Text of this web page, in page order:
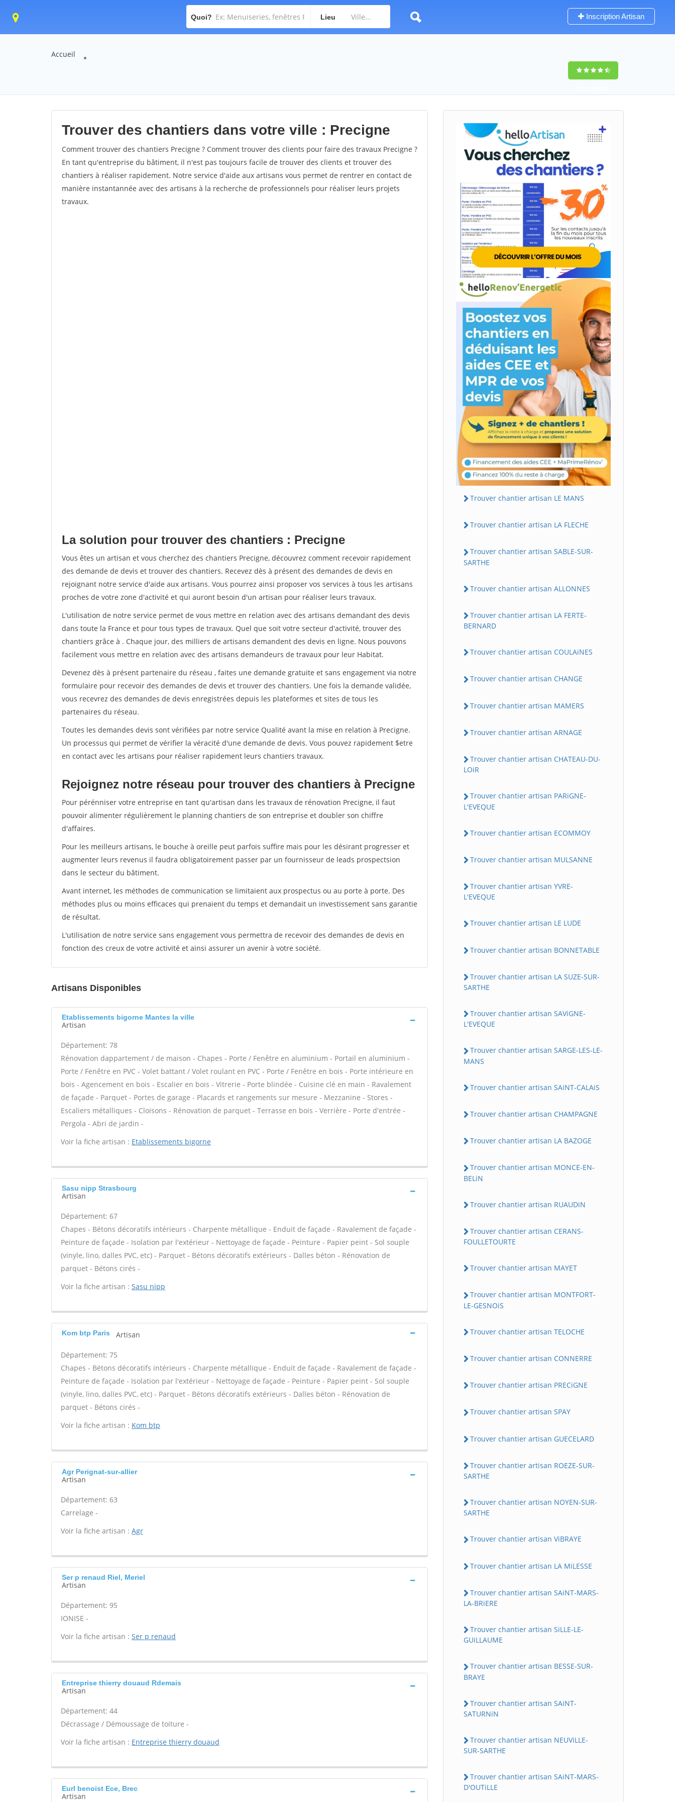
Quoi? Lieu Inscription Artisan
Accueil
Trouver des chantiers dans votre ville : Precigne
Comment trouver des chantiers Precigne ? Comment trouver des clients pour faire des travaux Precigne ?
En tant qu'entreprise du bâtiment, il n'est pas toujours facile de trouver des clients et trouver des
chantiers à réaliser rapidement. Notre service d'aide aux artisans vous permet de rentrer en contact de
manière instantannée avec des artisans à la recherche de professionnels pour réaliser leurs projets
travaux.
La solution pour trouver des chantiers : Precigne
Vous êtes un artisan et vous cherchez des chantiers Precigne, découvrez comment recevoir rapidement
des demande de devis et trouver des chantiers. Recevez dès à présent des demandes de devis en
rejoignant notre service d'aide aux artisans. Vous pourrez ainsi proposer vos services à tous les artisans
proches de votre zone d'activité et qui auront besoin d'un artisan pour réaliser leurs travaux.
L'utilisation de notre service permet de vous mettre en relation avec des artisans demandant des devis
dans toute la France et pour tous types de travaux. Quel que soit votre secteur d'activité, trouver des
chantiers grâce à . Chaque jour, des milliers de artisans demandent des devis en ligne. Nous pouvons
facilement vous mettre en relation avec des artisans demandeurs de travaux pour leur Habitat.
Devenez dès à présent partenaire du réseau , faites une demande gratuite et sans engagement via notre
formulaire pour recevoir des demandes de devis et trouver des chantiers. Une fois la demande validée,
vous recevrez des demandes de devis enregistrées depuis les plateformes et sites de tous les
partenaires du réseau.
Toutes les demandes devis sont vérifiées par notre service Qualité avant la mise en relation à Precigne.
Un processus qui permet de vérifier la véracité d'une demande de devis. Vous pouvez rapidement $etre
en contact avec les artisans pour réaliser rapidement leurs chantiers travaux.
Rejoignez notre réseau pour trouver des chantiers à Precigne
Pour pérénniser votre entreprise en tant qu'artisan dans les travaux de rénovation Precigne, il faut
pouvoir alimenter régulièrement le planning chantiers de son entreprise et doubler son chiffre
d'affaires.
Pour les meilleurs artisans, le bouche à oreille peut parfois suffire mais pour les désirant progresser et
augmenter leurs revenus il faudra obligatoirement passer par un fournisseur de leads prospectsion
dans le secteur du bâtiment.
Avant internet, les méthodes de communication se limitaient aux prospectus ou au porte à porte. Des
méthodes plus ou moins efficaces qui prenaient du temps et demandait un investissement sans garantie
de résultat.
L'utilisation de notre service sans engagement vous permettra de recevoir des demandes de devis en
fonction des creux de votre activité et ainsi assurer un avenir à votre société.
Artisans Disponibles
Etablissements bigorne Mantes la ville
Artisan
Département: 78
Rénovation dappartement / de maison - Chapes - Porte / Fenêtre en aluminium - Portail en aluminium -
Porte / Fenêtre en PVC - Volet battant / Volet roulant en PVC - Porte / Fenêtre en bois - Porte intérieure en
bois - Agencement en bois - Escalier en bois - Vitrerie - Porte blindée - Cuisine clé en main - Ravalement
de façade - Parquet - Portes de garage - Placards et rangements sur mesure - Mezzanine - Stores -
Escaliers métalliques - Cloisons - Rénovation de parquet - Terrasse en bois - Verrière - Porte d'entrée -
Pergola - Abri de jardin -
Voir la fiche artisan : Etablissements bigorne
Sasu nipp Strasbourg
Artisan
Département: 67
Chapes - Bétons décoratifs intérieurs - Charpente métallique - Enduit de façade - Ravalement de façade -
Peinture de façade - Isolation par l'extérieur - Nettoyage de façade - Peinture - Papier peint - Sol souple
(vinyle, lino, dalles PVC, etc) - Parquet - Bétons décoratifs extérieurs - Dalles béton - Rénovation de
parquet - Bétons cirés -
Voir la fiche artisan : Sasu nipp
Kom btp Paris Artisan
Département: 75
Chapes - Bétons décoratifs intérieurs - Charpente métallique - Enduit de façade - Ravalement de façade -
Peinture de façade - Isolation par l'extérieur - Nettoyage de façade - Peinture - Papier peint - Sol souple
(vinyle, lino, dalles PVC, etc) - Parquet - Bétons décoratifs extérieurs - Dalles béton - Rénovation de
parquet - Bétons cirés -
Voir la fiche artisan : Kom btp
Agr Perignat-sur-allier
Artisan
Département: 63
Carrelage -
Voir la fiche artisan : Agr
Ser p renaud Riel, Meriel
Artisan
Département: 95
IONISE -
Voir la fiche artisan : Ser p renaud
Entreprise thierry douaud Rdemais
Artisan
Département: 44
Décrassage / Démoussage de toiture -
Voir la fiche artisan : Entreprise thierry douaud
Eurl benoist Ece, Brec
Artisan
Trouver chantier artisan LE MANS
Trouver chantier artisan LA FLECHE
Trouver chantier artisan SABLE-SUR-
SARTHE
Trouver chantier artisan ALLONNES
Trouver chantier artisan LA FERTE-
BERNARD
Trouver chantier artisan COULAiNES
Trouver chantier artisan CHANGE
Trouver chantier artisan MAMERS
Trouver chantier artisan ARNAGE
Trouver chantier artisan CHATEAU-DU-
LOiR
Trouver chantier artisan PARiGNE-
L'EVEQUE
Trouver chantier artisan ECOMMOY
Trouver chantier artisan MULSANNE
Trouver chantier artisan YVRE-
L'EVEQUE
Trouver chantier artisan LE LUDE
Trouver chantier artisan BONNETABLE
Trouver chantier artisan LA SUZE-SUR-
SARTHE
Trouver chantier artisan SAViGNE-
L'EVEQUE
Trouver chantier artisan SARGE-LES-LE-
MANS
Trouver chantier artisan SAiNT-CALAiS
Trouver chantier artisan CHAMPAGNE
Trouver chantier artisan LA BAZOGE
Trouver chantier artisan MONCE-EN-
BELiN
Trouver chantier artisan RUAUDiN
Trouver chantier artisan CERANS-
FOULLETOURTE
Trouver chantier artisan MAYET
Trouver chantier artisan MONTFORT-
LE-GESNOiS
Trouver chantier artisan TELOCHE
Trouver chantier artisan CONNERRE
Trouver chantier artisan PRECiGNE
Trouver chantier artisan SPAY
Trouver chantier artisan GUECELARD
Trouver chantier artisan ROEZE-SUR-
SARTHE
Trouver chantier artisan NOYEN-SUR-
SARTHE
Trouver chantier artisan ViBRAYE
Trouver chantier artisan LA MiLESSE
Trouver chantier artisan SAiNT-MARS-
LA-BRiERE
Trouver chantier artisan SiLLE-LE-
GUiLLAUME
Trouver chantier artisan BESSE-SUR-
BRAYE
Trouver chantier artisan SAiNT-
SATURNiN
Trouver chantier artisan NEUViLLE-
SUR-SARTHE
Trouver chantier artisan SAiNT-MARS-
D'OUTiLLE